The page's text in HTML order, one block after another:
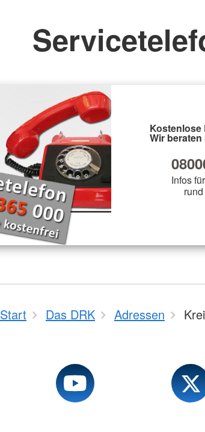
Kostenlose
Wir beraten
Infos
Start Das DRK Adressen